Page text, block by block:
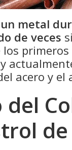
un metal
de veces
los
acero y el
del
de